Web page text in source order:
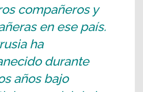
compañeros y
en ese país.
ha
durante
años bajo